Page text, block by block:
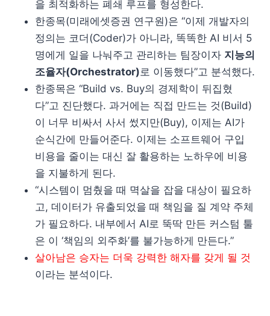
을 최적화하는 폐쇄 루프를 형성한다.
한종목(미래에셋증권 연구원)은 “이제 개발자의
정의는 코더(Coder)가 아니라, 똑똑한 AI 비서 5
명에게 일을 나눠주고 관리하는 팀장이자 지능의
조율자(Orchestrator)로 이동했다”고 분석했다.
한종목은 “Build vs. Buy의 경제학이 뒤집혔
다”고 진단했다. 과거에는 직접 만드는 것(Build)
이 너무 비싸서 사서 썼지만(Buy), 이제는 AI가
순식간에 만들어준다. 이제는 소프트웨어 구입
비용을 줄이는 대신 잘 활용하는 노하우에 비용
을 지불하게 된다.
“시스템이 멈췄을 때 멱살을 잡을 대상이 필요하
고, 데이터가 유출되었을 때 책임을 질 계약 주체
가 필요하다. 내부에서 AI로 뚝딱 만든 커스텀 툴
은 이 ‘책임의 외주화’를 불가능하게 만든다.”
살아남은 승자는 더욱 강력한 해자를 갖게 될 것
이라는 분석이다.